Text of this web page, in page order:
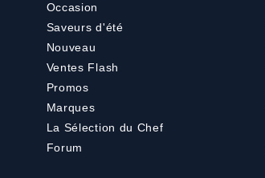
Occasion
Saveurs d'été
Nouveau
Ventes Flash
Promos
Marques
La Sélection du Chef
Forum